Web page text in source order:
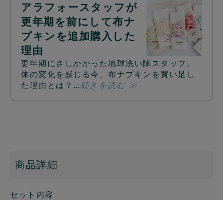
アラフォースタッフが
更年期を前にして布ナ
プキンを追加購入した
理由
更年期にさしかかった地球洗い隊スタッフ。
体の変化を感じる今、布ナプキンを買い足し
た理由とは？… 続きを読む ≫
商品詳細
セット内容